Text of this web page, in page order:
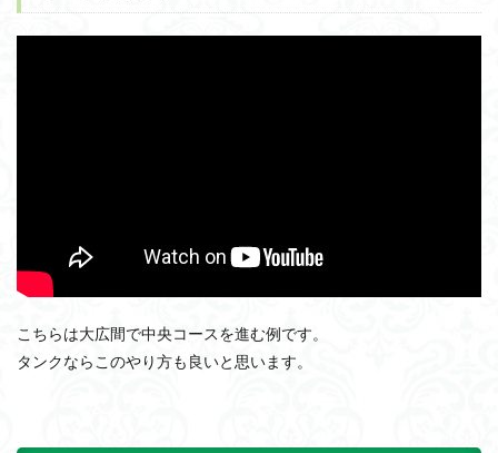
こちらは大広間で中央コースを進む例です。
タンクならこのやり方も良いと思います。